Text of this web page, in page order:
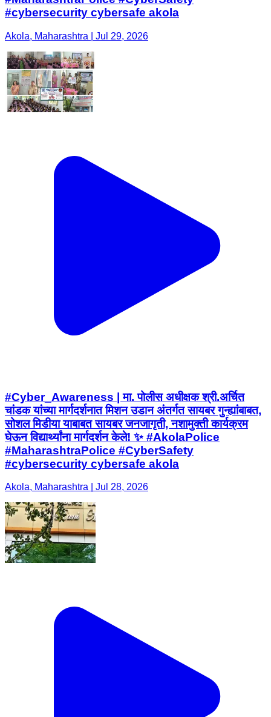
#cybersecurity cybersafe akola
Akola, Maharashtra | Jul 29, 2026
#Cyber_Awareness | मा. पोलीस अधीक्षक श्री.अर्चित
चांडक यांच्या मार्गदर्शनात मिशन उडान अंतर्गत सायबर गुन्ह्यांबाबत,
सोशल मिडीया याबाबत सायबर जनजागृती, नशामुक्ती कार्यक्रम
घेऊन विद्यार्थ्यांना मार्गदर्शन केले! ✨ #AkolaPolice
#MaharashtraPolice #CyberSafety
#cybersecurity cybersafe akola
Akola, Maharashtra | Jul 28, 2026